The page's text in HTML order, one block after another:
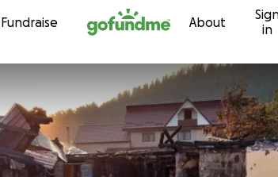
Skip to content
Fundraise About
in